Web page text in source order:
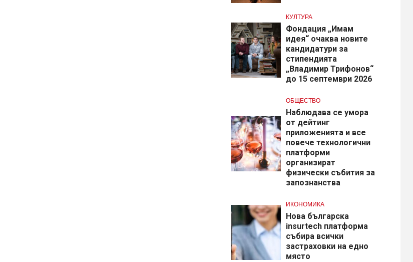
КУЛТУРА
Фондация „Имам
идея“ очаква новите
кандидатури за
стипендията
„Владимир Трифонов“
до 15 септември 2026
ОБЩЕСТВО
Наблюдава се умора
от дейтинг
приложенията и все
повече технологични
платформи
организират
физически събития за
запознанства
ИКОНОМИКА
Нова българска
insurtech платформа
събира всички
застраховки на едно
място